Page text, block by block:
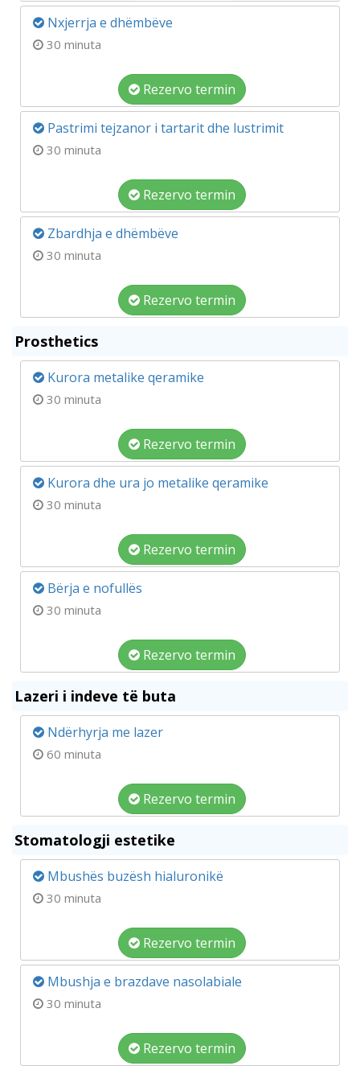
Nxjerrja e dhëmbëve
30 minuta
Rezervo termin
Pastrimi tejzanor i tartarit dhe lustrimit
30 minuta
Rezervo termin
Zbardhja e dhëmbëve
30 minuta
Rezervo termin
Prosthetics
Kurora metalike qeramike
30 minuta
Rezervo termin
Kurora dhe ura jo metalike qeramike
30 minuta
Rezervo termin
Bërja e nofullës
30 minuta
Rezervo termin
Lazeri i indeve të buta
Ndërhyrja me lazer
60 minuta
Rezervo termin
Stomatologji estetike
Mbushës buzësh hialuronikë
30 minuta
Rezervo termin
Mbushja e brazdave nasolabiale
30 minuta
Rezervo termin